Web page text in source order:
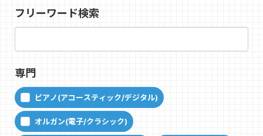
フリーワード検索
専門
ピアノ(アコースティック/デジタル)
オルガン(電子/クラシック)